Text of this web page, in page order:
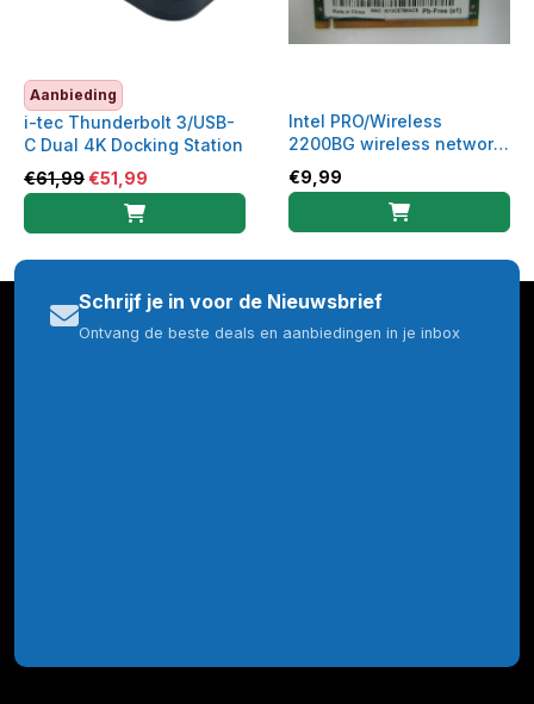
Aanbieding
i-tec Thunderbolt 3/USB-
C Dual 4K Docking Station
€61,99€51,99
Intel PRO/Wireless
2200BG wireless network
module WLAN
€9,99
Schrijf je in voor de Nieuwsbrief
Ontvang de beste deals en aanbiedingen in je inbox